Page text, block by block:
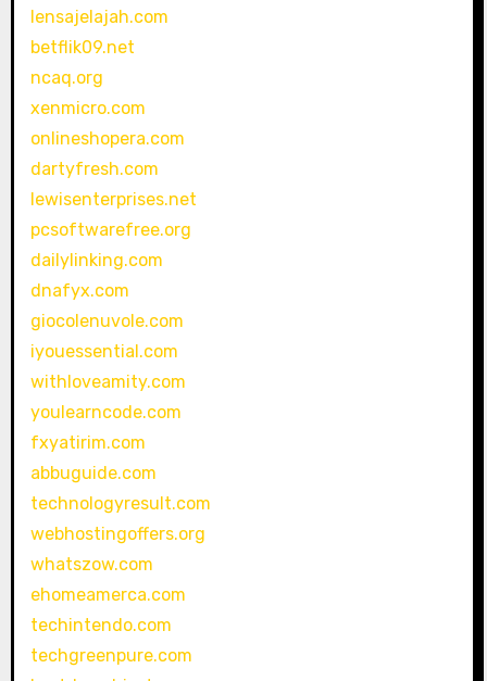
lensajelajah.com
betflik09.net
ncaq.org
xenmicro.com
onlineshopera.com
dartyfresh.com
lewisenterprises.net
pcsoftwarefree.org
dailylinking.com
dnafyx.com
giocolenuvole.com
iyouessential.com
withloveamity.com
youlearncode.com
fxyatirim.com
abbuguide.com
technologyresult.com
webhostingoffers.org
whatszow.com
ehomeamerca.com
techintendo.com
techgreenpure.com